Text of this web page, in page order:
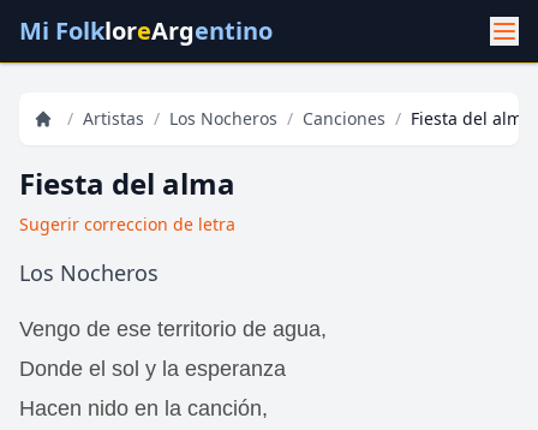
Mi FolkloreArgentino
/ Artistas / Los Nocheros / Canciones / Fiesta del alma
Fiesta del alma
Sugerir correccion de letra
Los Nocheros
Vengo de ese territorio de agua,
Donde el sol y la esperanza
Hacen nido en la canción,